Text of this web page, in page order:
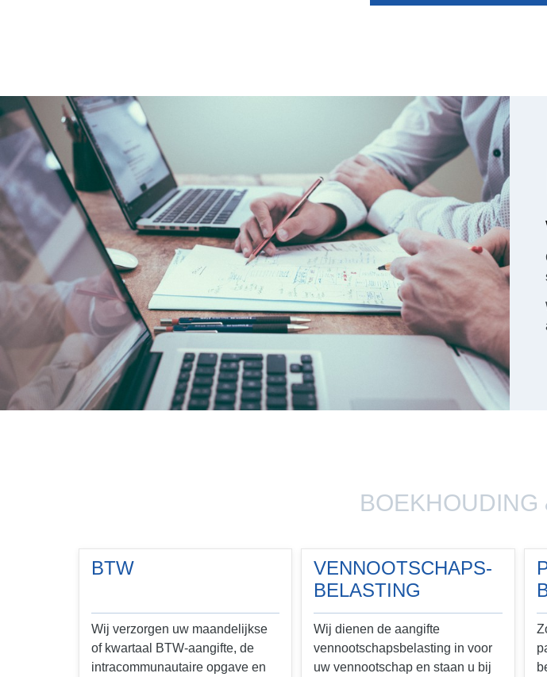
BOEKHOUDING
BTW
Wij verzorgen uw maandelijkse
of kwartaal BTW-aangifte, de
intracommunautaire opgave en
VENNOOTSCHAPS-
BELASTING
Wij dienen de aangifte
vennootschapsbelasting in voor
uw vennootschap en staan u bij